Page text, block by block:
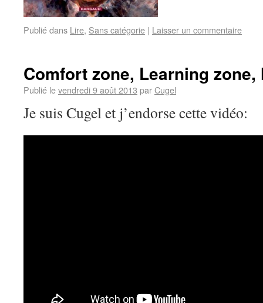
Publié dans Lire, Sans catégorie | Laisser un commentaire
Comfort zone, Learning zone,
Publié levendredi 9 août 2013 parCugel
Je suis Cugel et j’endorse cette vidéo: